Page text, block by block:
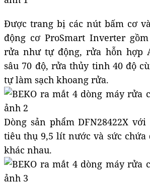
Được trang bị các nút bấm cơ
động cơ ProSmart Inverter
rửa như tự động, rửa hỗn hợp
sâu 70 độ, rửa thủy tinh 40 độ
tự làm sạch khoang rửa.
Dòng sản phẩm DFN28422X
tiêu thụ 9,5 lít nước và sức chứa
khác nhau.